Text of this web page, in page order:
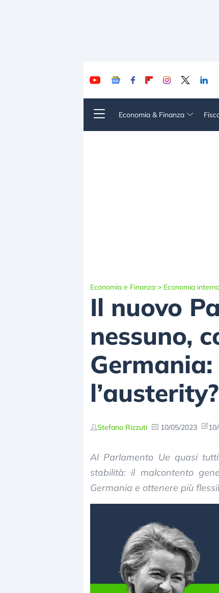
Economia & Finanza
Economia e Finanza > Economia
Il nuovo
nessuno,
l’austerity?
Stefano Rizzuti 10/05/2023
Al Parlamento Ue quasi
stabilità: il malcontento
Germania e ottenere più